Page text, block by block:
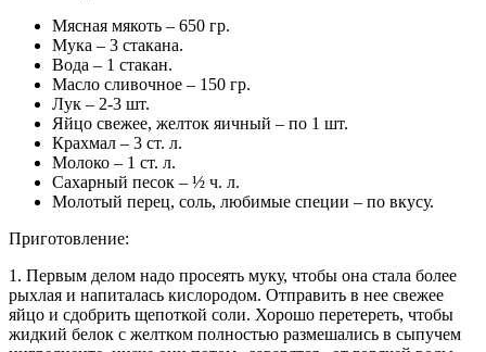
Мясная мякоть – 650 гр.
Мука – 3 стакана.
Вода – 1 стакан.
Масло сливочное – 150 гр.
Лук – 2-3 шт.
Яйцо свежее, желток яичный – по 1 шт.
Крахмал – 3 ст. л.
Молоко – 1 ст. л.
Сахарный песок – ½ ч. л.
Молотый перец, соль, любимые специи – по вкусу.
Приготовление:
1. Первым делом надо просеять муку, чтобы она стала более
рыхлая и напиталась кислородом. Отправить в нее свежее
яйцо и сдобрить щепоткой соли. Хорошо перетереть, чтобы
жидкий белок с желтком полностью размешались в сыпучем